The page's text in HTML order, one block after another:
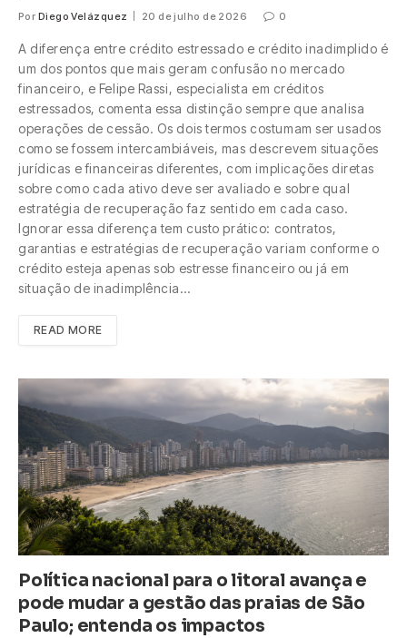
Por Diego Velázquez 20 de julho de 2026 0
A diferença entre crédito estressado e crédito inadimplido é
um dos pontos que mais geram confusão no mercado
financeiro, e Felipe Rassi, especialista em créditos
estressados, comenta essa distinção sempre que analisa
operações de cessão. Os dois termos costumam ser usados
como se fossem intercambiáveis, mas descrevem situações
jurídicas e financeiras diferentes, com implicações diretas
sobre como cada ativo deve ser avaliado e sobre qual
estratégia de recuperação faz sentido em cada caso.
Ignorar essa diferença tem custo prático: contratos,
garantias e estratégias de recuperação variam conforme o
crédito esteja apenas sob estresse financeiro ou já em
situação de inadimplência…
READ MORE
Política nacional para o litoral avança e
pode mudar a gestão das praias de São
Paulo; entenda os impactos